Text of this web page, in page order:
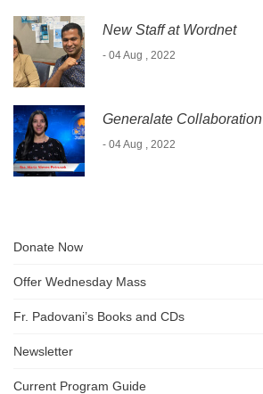
New Staff at Wordnet
- 04 Aug , 2022
Generalate Collaboration
- 04 Aug , 2022
Donate Now
Offer Wednesday Mass
Fr. Padovani’s Books and CDs
Newsletter
Current Program Guide